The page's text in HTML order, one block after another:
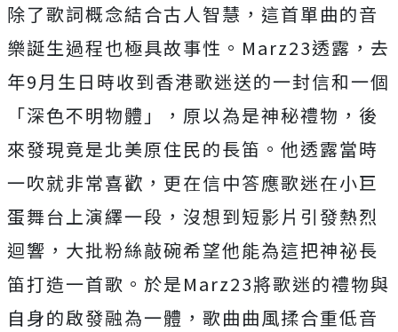
除了歌詞概念結合古人智慧， 這首單曲的音
樂誕生過程也極具故事性。Marz23透露， 去
年9月生日時收到香港歌迷送的一封信和一個
「深色不明物體」， 原以為是神秘禮物，後
來發現竟是北美原住民的長笛。 他透露當時
一吹就非常喜歡， 更在信中答應歌迷在小巨
蛋舞台上演繹一段， 沒想到短影片引發熱烈
迴響， 大批粉絲敲碗希望他能為這把神祕長
笛打造一首歌。 於是Marz23將歌迷的禮物與
自身的啟發融為一體， 歌曲曲風揉合重低音